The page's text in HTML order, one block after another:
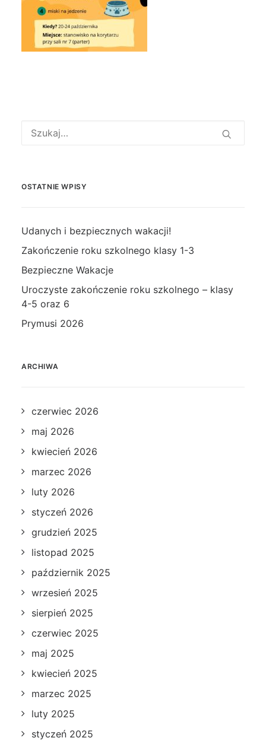
OSTATNIE WPISY
Udanych i bezpiecznych wakacji!
Zakończenie roku szkolnego klasy 1-3
Bezpieczne Wakacje
Uroczyste zakończenie roku szkolnego – klasy
4-5 oraz 6
Prymusi 2026
ARCHIWA
czerwiec 2026
maj 2026
kwiecień 2026
marzec 2026
luty 2026
styczeń 2026
grudzień 2025
listopad 2025
październik 2025
wrzesień 2025
sierpień 2025
czerwiec 2025
maj 2025
kwiecień 2025
marzec 2025
luty 2025
styczeń 2025